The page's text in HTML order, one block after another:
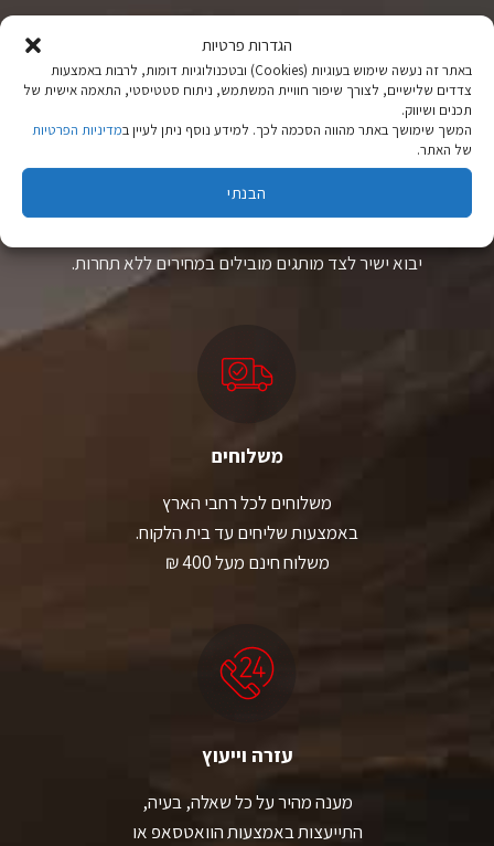
הגדרות פרטיות
באתר זה נעשה שימוש בעוגיות (Cookies) ובטכנולוגיות דומות, לרבות באמצעות
צדדים שלישיים, לצורך שיפור חוויית המשתמש, ניתוח סטטיסטי, התאמה אישית של
תכנים ושיווק.
המשך שימושך באתר מהווה הסכמה לכך. למידע נוסף ניתן לעיין במדיניות הפרטיות
של האתר.
הבנתי
ציוד טיולים
מהיבואן לצרכן
יבוא ישיר לצד מותגים מובילים במחירים ללא תחרות.
משלוחים
משלוחים לכל רחבי הארץ
באמצעות שליחים עד בית הלקוח.
משלוח חינם מעל 400 ₪
עזרה וייעוץ
מענה מהיר על כל שאלה, בעיה,
התייעצות באמצעות הוואטסאפ או